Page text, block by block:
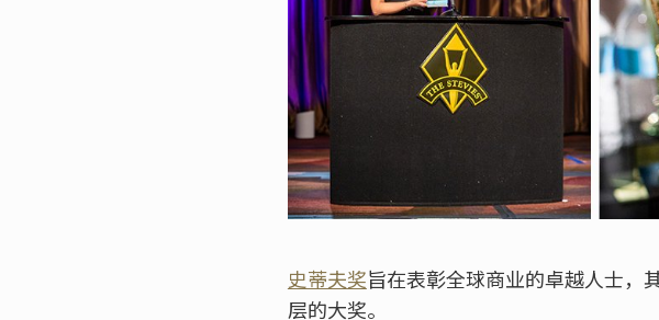
史蒂夫奖旨在表彰全球商业的卓越人士，
层的大奖。